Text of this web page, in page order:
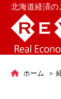
北海道経済の
ホーム